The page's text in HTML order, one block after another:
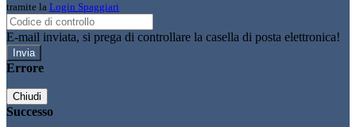
tramite la Login Spaggiari
E-mail inviata, si prega di controllare la casella di posta elettronica!
Errore
Chiudi
Successo